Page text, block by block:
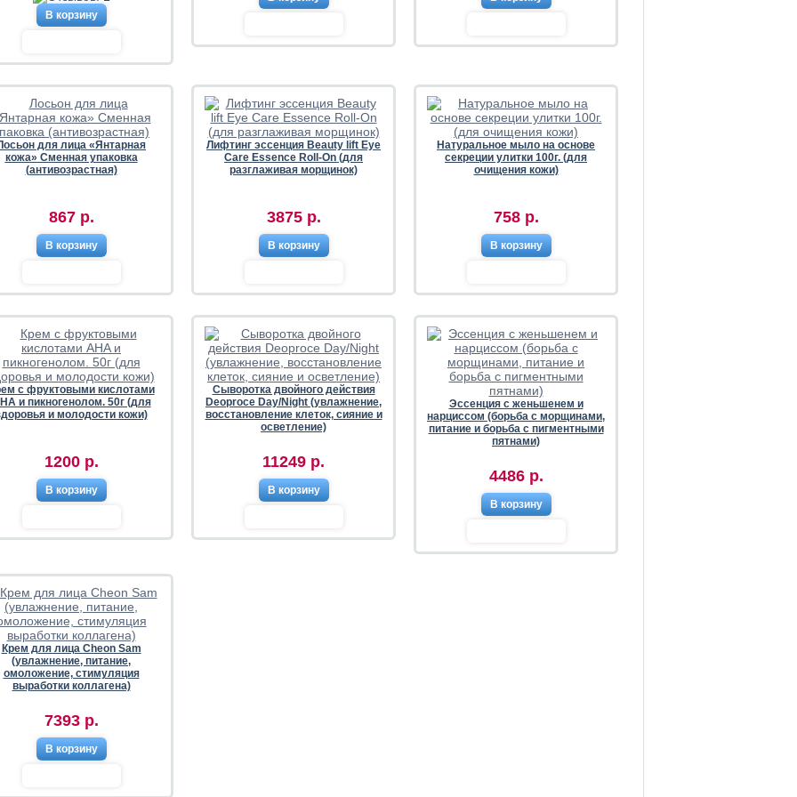
В корзину
для лица «Янтарная
кожа» Сменная упаковка
(антивозрастная)
867 р.
В корзину
Лифтинг эссенция Beauty lift Eye
Care Essence Roll-On (для
разглаживая морщинок)
3875 р.
В корзину
Натуральное мыло на основе
секреции улитки 100г. (для
очищения кожи)
758 р.
В корзину
с фруктовыми кислотами
и пикногенолом. 50г (для
и молодости кожи)
1200 р.
В корзину
Сыворотка двойного действия
Deoproce Day/Night (увлажнение,
восстановление клеток, сияние и
осветление)
11249 р.
В корзину
Эссенция с женьшенем и
нарциссом (борьба с морщинами,
питание и борьба с пигментными
пятнами)
4486 р.
В корзину
Крем для лица Cheon Sam
(увлажнение, питание,
омоложение, стимуляция
выработки коллагена)
7393 р.
В корзину